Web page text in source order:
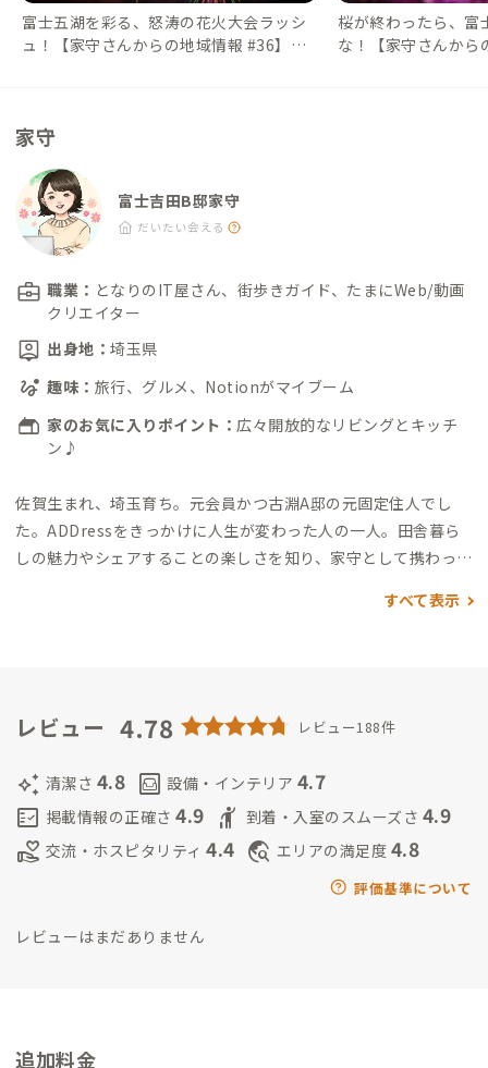
富士五湖を彩る、怒涛の花火大会ラッシ
ュ！【家守さんからの地域情報 #36】｜#
桜が終わったら、富
な！【家守さんから
家守
富士吉田B邸家守
だいたい会える
職業： となりのIT屋さん、街歩きガイド、たまにWeb/動画
クリエイター
出身地： 埼玉県
趣味： 旅行、グルメ、Notionがマイブーム
家のお気に入りポイント： 広々開放的なリビングとキッチ
ン♪
佐賀生まれ、埼玉育ち。 元会員かつ古淵A邸の元固定住人でし
た。 ADDressをきっかけに人生が変わった人の一人。田舎暮ら
しの魅力やシェアすることの楽しさを知り、家守として携わって
どよい距離感に対しての評価を多くいただきました。 日頃家守
ても居心地がよいものです。一人の時間がないとダメなタイプな
って気持ちのよい関係を築いていけたらうれしいです。
ろしくお願いします。
すべて表示
レビュー 4.78 レビュー188件
auto_awesome 清潔さ 4.8 living 設備・インテリア 4.7
fact_check 掲載情報の正確さ 4.9 hail 到着・入室のスムーズさ 4.9
volunteer_activism 交流・ホスピタリティ 4.4 travel_explore エリアの満足度 4.8
評価基準について
レビューはまだありません
追加料金